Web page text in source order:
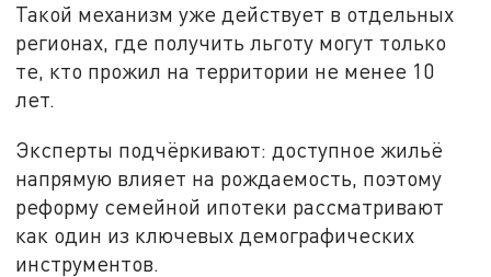
Такой механизм уже действует в отдельных
регионах, где получить льготу могут только
те, кто прожил на территории не менее 10
лет.
Эксперты подчёркивают: доступное жильё
напрямую влияет на рождаемость, поэтому
реформу семейной ипотеки рассматривают
как один из ключевых демографических
инструментов.